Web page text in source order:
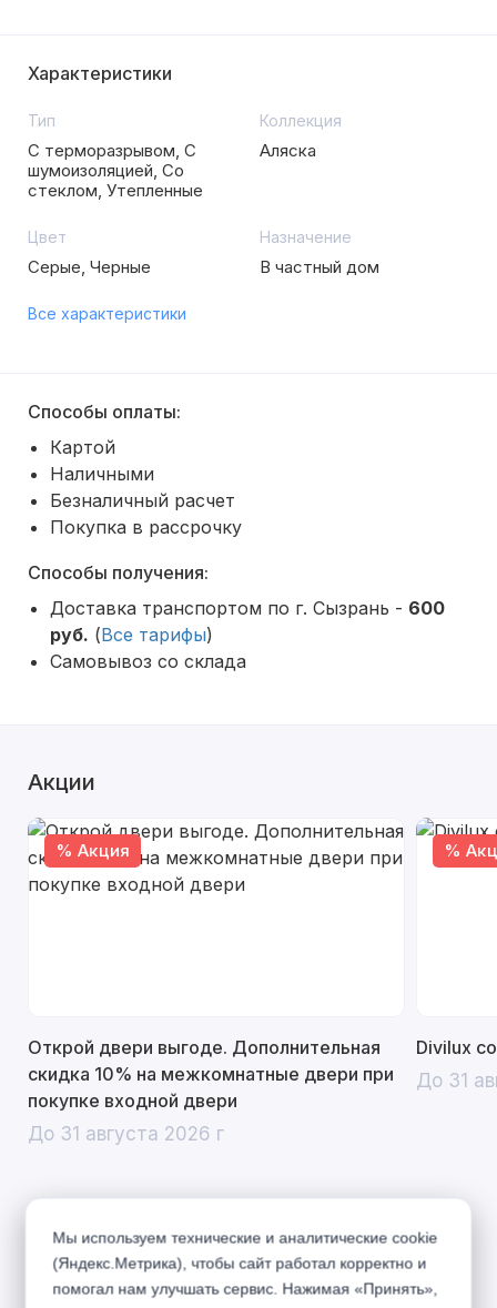
Характеристики
Тип
С терморазрывом, С
шумоизоляцией, Со
стеклом, Утепленные
Коллекция
Аляска
Цвет
Серые, Черные
Назначение
В частный дом
Все характеристики
Способы оплаты:
Картой
Наличными
Безналичный расчет
Покупка в рассрочку
Способы получения:
Доставка транспортом по г. Сызрань - 600
руб. (Все тарифы)
Самовывоз со склада
Акции
% Акция
Открой двери выгоде. Дополнительная
скидка 10% на межкомнатные двери при
покупке входной двери
До 31 августа 2026 г
%
Divilux
До 31
Описание
Мы используем технические и аналитические cookie
(Яндекс.Метрика), чтобы сайт работал корректно и
помогал нам улучшать сервис. Нажимая «Принять»,